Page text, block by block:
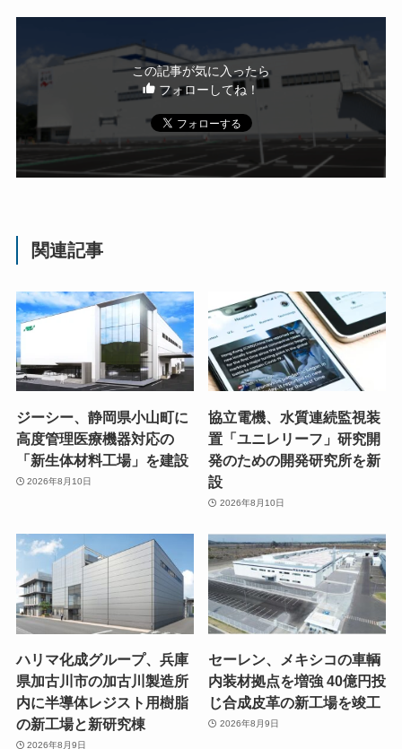
この記事が気に入ったら
フォローしてね！
関連記事
ジーシー、静岡県小山町に
高度管理医療機器対応の
「新生体材料工場」を建設
2026年8月10日
協立電機、水質連続監視装
置「ユニレリーフ」研究開
発のための開発研究所を新
設
2026年8月10日
ハリマ化成グループ、兵庫
県加古川市の加古川製造所
内に半導体レジスト用樹脂
の新工場と新研究棟
2026年8月9日
セーレン、メキシコの車輌
内装材拠点を増強 40億円投
じ合成皮革の新工場を竣工
2026年8月9日